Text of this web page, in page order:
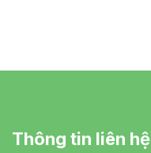
Thông tin liên hệ